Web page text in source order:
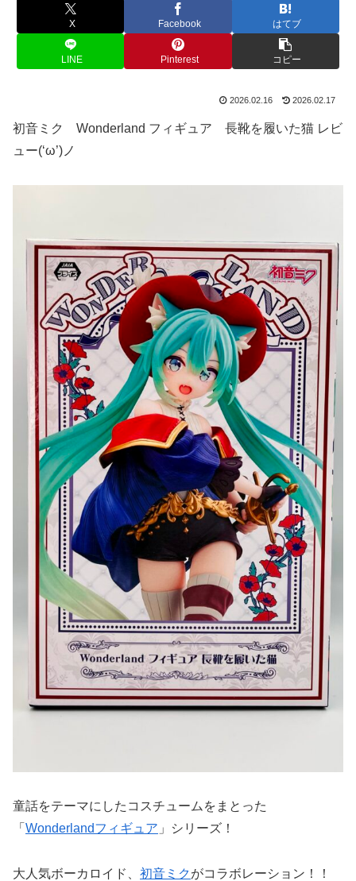
X Facebook はてブ
LINE Pinterest コピー
2026.02.16 2026.02.17
初音ミク Wonderland フィギュア 長靴を履いた猫 レビ
ュー(‘ω’)ノ
童話をテーマにしたコスチュームをまとった
「 Wonderlandフィギュア 」シリーズ！
大人気ボーカロイド、 初音ミクがコラボレーション！！